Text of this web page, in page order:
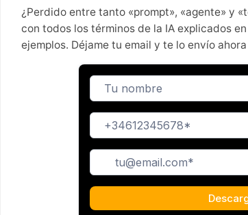
¿Perdido entre tanto «prompt», «agente» y
con todos los términos de la IA explicados
ejemplos. Déjame tu email y te lo envío ahora